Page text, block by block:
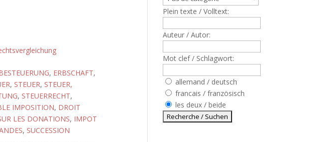
, ERBSCHAFT,
, STEUER, STEUER,
, STEUERRECHT,
IMPOSITION, DROIT
LES DONATIONS, IMPOT
, SUCCESSION
Plein texte / Volltext:
Auteur / Autor:
Mot clef / Schlagwort:
allemand / deutsch
francais / französisch
les deux / beide